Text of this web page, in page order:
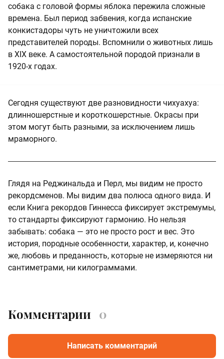
собака с головой формы яблока пережила сложные
времена. Был период забвения, когда испанские
конкистадоры чуть не уничтожили всех
представителей породы. Вспомнили о животных лишь
в XIX веке. А самостоятельной породой признали в
1920-х годах.
Сегодня существуют две разновидности чихуахуа:
длинношерстные и короткошерстные. Окрасы при
этом могут быть разными, за исключением лишь
мраморного.
Глядя на Реджинальда и Перл, мы видим не просто
рекордсменов. Мы видим два полюса одного вида. И
если Книга рекордов Гиннесса фиксирует экстремумы,
то стандарты фиксируют гармонию. Но нельзя
забывать: собака — это не просто рост и вес. Это
история, породные особенности, характер, и, конечно
же, любовь и преданность, которые не измеряются ни
сантиметрами, ни килограммами.
Комментарии 0
Написать комментарий